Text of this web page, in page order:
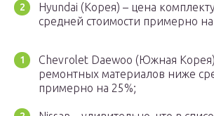
Hyundai (Корея) – цена
средней стоимости примерно на
Chevrolet Daewoo (Южная
ремонтных материалов ниже
примерно на 25%;